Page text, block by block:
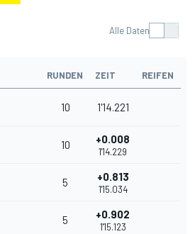
Alle Daten
RUNDEN ZEIT REIFEN
10 1'14.221
10 +0.008
1'14.229
5 +0.813
1'15.034
5 +0.902
1'15.123